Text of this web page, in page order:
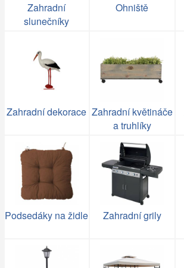
Zahradní
slunečníky
Ohniště
Zahradní dekorace Zahradní květináče
a truhlíky
Podsedáky na židle Zahradní grily